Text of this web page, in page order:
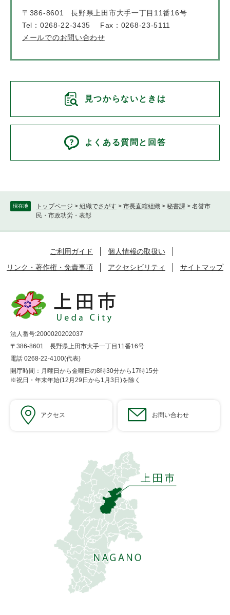
現在地 トップページ > 組織でさがす > 市長直轄組織 > 秘書課 > 名誉市
民・市政功労・表彰
〒386-8601
長野県上田市大手一丁目11番16号
Tel：0268-22-3435
Fax：0268-23-5111
メールでのお問い合わせ
見つからないときは
よくある質問と回答
ご利用ガイド
個人情報の取扱い
リンク・著作権・免責事項
アクセシビリティ サイトマップ
法人番号:2000020202037
〒386-8601 長野県上田市大手一丁目11番16号
電話 0268-22-4100(代表)
開庁時間：月曜日から金曜日の8時30分から17時15分
※祝日・年末年始(12月29日から1月3日)を除く
アクセス お問い合わせ